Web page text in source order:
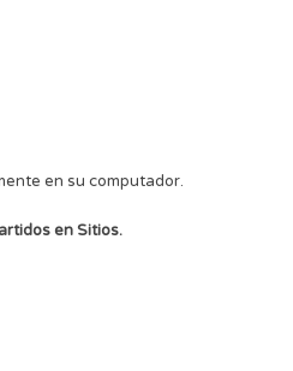
en su computador.
en Sitios.